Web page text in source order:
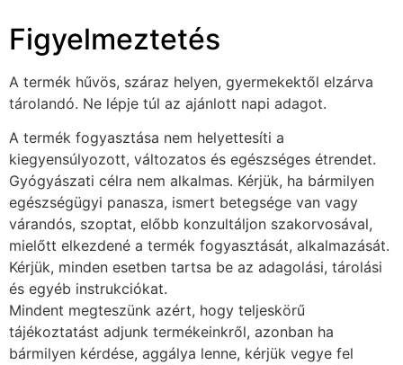
Figyelmeztetés
A termék hűvös, száraz helyen, gyermekektől elzárva
tárolandó. Ne lépje túl az ajánlott napi adagot.
A termék fogyasztása nem helyettesíti a
kiegyensúlyozott, változatos és egészséges étrendet.
Gyógyászati célra nem alkalmas. Kérjük, ha bármilyen
egészségügyi panasza, ismert betegsége van vagy
várandós, szoptat, előbb konzultáljon szakorvosával,
mielőtt elkezdené a termék fogyasztását, alkalmazását.
Kérjük, minden esetben tartsa be az adagolási, tárolási
és egyéb instrukciókat.
Mindent megteszünk azért, hogy teljeskörű
tájékoztatást adjunk termékeinkről, azonban ha
bármilyen kérdése, aggálya lenne, kérjük vegye fel